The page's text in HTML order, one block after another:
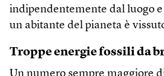
indipendentemente dal luogo
un abitante del pianeta è
Troppe energie fossili da
Un numero sempre maggiore